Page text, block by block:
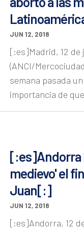
JUN 12, 2018
[:es]Madrid, 12 de
(ANCI/
semana pasada
importancia de
[:es]Andorra
medievo' el
Juan[:]
JUN 12, 2018
[:es]Andorra, 12